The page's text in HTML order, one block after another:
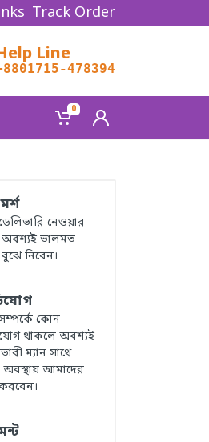
shopping!
Track Order
Line
478394
0
নেওয়ার
ভালমত
নিবেন।
কোন
থাকলে অবশ্যই
ম্যান সাথে
অবস্থায় আমাদের